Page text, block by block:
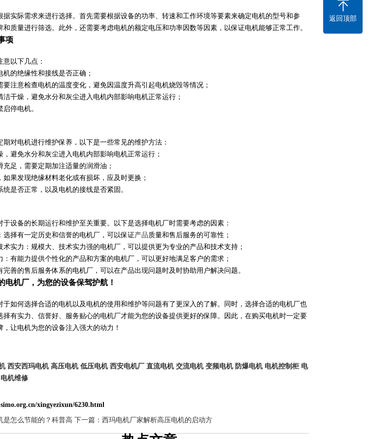
据实际需求来进行选择。首先需要根据设备的功率、转速和工作环境等要素来确定电机的型号和参
和质量进行筛选。此外，还需要考虑电机的额定电压和功率因数等因素，以保证电机能够正常工作。
项
以下几点：
机的绝缘性和接线是否正确；
要注意检查电机的温度变化，避免因温度升高引起电机烧毁等情况；
干燥，避免水分和灰尘进入电机内部影响电机正常运行；
停电机。
对电机进行维护保养，以下是一些常见的维护方法：
避免水分和灰尘进入电机内部影响电机正常运行；
充足，需要定期加注适量的润滑油；
果发现绝缘材料老化或有损坏，应及时更换；
是否正常，以及电机的接线是否紧固。
于设备的长期运行和维护至关重要。以下是选择电机厂时需要考虑的因素：
选择有一定历史和信誉的电机厂，可以保证产品质量和售后服务的可靠性；
术实力：规模大、技术实力强的电机厂，可以提供更为专业的产品和技术支持；
：有能力提供个性化的产品和方案的电机厂，可以更好地满足客户的需求；
完善的售后服务体系的电机厂，可以在产品出现问题时及时协助用户解决问题。
电机厂，为您的设备保驾护航！
于如何选择合适的电机以及电机的使用和维护等问题有了更深入的了解。同时，选择合适的电机厂也
择有实力、信誉好、服务贴心的电机厂才能为您的设备提供更好的保障。因此，在购买电机时一定要
让电机为您的设备注入强大的动力！
西安西玛电机 高压电机 低压电机 西安电机厂 直流电机 交流电机 变频电机 防爆电机 电机控制柜 电
电机维修
xingyezixun/6230.html
是怎么节能的？科普高 下一篇：西玛电机厂家解析高压电机的启动方
返回顶部